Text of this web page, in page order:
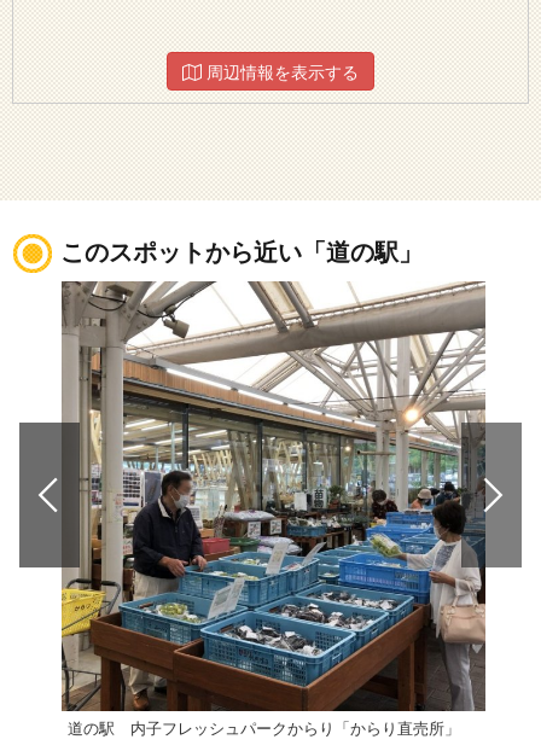
周辺情報を表示する
このスポットから近い「道の駅」
道の駅 内子フレッシュパークからり「からり直売所」